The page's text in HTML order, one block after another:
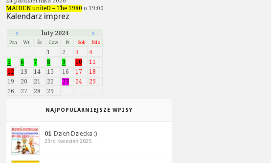
MAIDEN uniteD – The 1980 o 19:00
Kalendarz imprez
« luty 2024 »
Pon Wt Śr Czw Pt Sob Ndz
1 2 3
4
5
6 7 8 9 10
11
12
13 14 15 16 17
18
19
20 21 22 23 24
25
26
27 28 29
NAJPOPULARNIEJSZE WPISY
01 Dzień Dziecka :)
23rd Kwiecień 2025